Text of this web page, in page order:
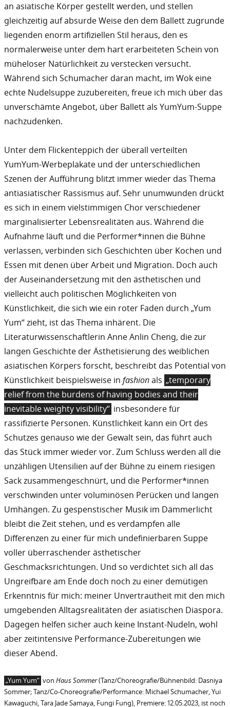
an asiatische Körper gestellt werden, und stellen
gleichzeitig auf absurde Weise den dem Ballett zugrunde
liegenden enorm artifiziellen Stil heraus, den es
normalerweise unter dem hart erarbeiteten Schein von
müheloser Natürlichkeit zu verstecken versucht.
Während sich Schumacher daran macht, im Wok eine
echte Nudelsuppe zuzubereiten, freue ich mich über das
unverschämte Angebot, über Ballett als YumYum-Suppe
nachzudenken.
Unter dem Flickenteppich der überall verteilten
YumYum-Werbeplakate und der unterschiedlichen
Szenen der Aufführung blitzt immer wieder das Thema
antiasiatischer Rassismus auf. Sehr unumwunden drückt
es sich in einem vielstimmigen Chor verschiedener
marginalisierter Lebensrealitäten aus. Während die
Aufnahme läuft und die Performer*innen die Bühne
verlassen, verbinden sich Geschichten über Kochen und
Essen mit denen über Arbeit und Migration. Doch auch
der Auseinandersetzung mit den ästhetischen und
vielleicht auch politischen Möglichkeiten von
Künstlichkeit, die sich wie ein roter Faden durch „Yum
Yum“ zieht, ist das Thema inhärent. Die
Literaturwissenschaftlerin Anne Anlin Cheng, die zur
langen Geschichte der Ästhetisierung des weiblichen
asiatischen Körpers forscht, beschreibt das Potential von
Künstlichkeit beispielsweise in fashionals „temporary
relief from the burdens of having bodies and their
inevitable weighty visibility“ insbesondere für
rassifizierte Personen. Künstlichkeit kann ein Ort des
Schutzes genauso wie der Gewalt sein, das führt auch
das Stück immer wieder vor. Zum Schluss werden all die
unzähligen Utensilien auf der Bühne zu einem riesigen
Sack zusammengeschnürt, und die Performer*innen
verschwinden unter voluminösen Perücken und langen
Umhängen. Zu gespenstischer Musik im Dämmerlicht
bleibt die Zeit stehen, und es verdampfen alle
Differenzen zu einer für mich undefinierbaren Suppe
voller überraschender ästhetischer
Geschmacksrichtungen. Und so verdichtet sich all das
Ungreifbare am Ende doch noch zu einer demütigen
Erkenntnis für mich: meiner Unvertrautheit mit den mich
umgebenden Alltagsrealitäten der asiatischen Diaspora.
Dagegen helfen sicher auch keine Instant-Nudeln, wohl
aber zeitintensive Performance-Zubereitungen wie
dieser Abend.
„Yum Yum“ von Haus Sommer(Tanz/Choreografie/Bühnenbild: Dasniya
Sommer; Tanz/Co-Choreografie/Performance: Michael Schumacher, Yui
Kawaguchi, Tara Jade Samaya, Fungi Fung), Premiere: 12.05.2023, ist noch